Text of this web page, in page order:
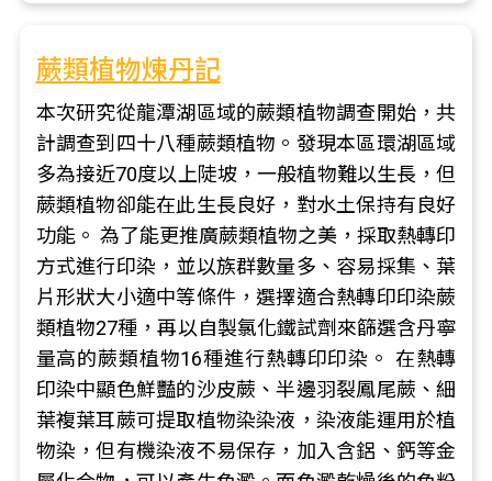
蕨類植物煉丹記
本次研究從龍潭湖區域的蕨類植物調查開始，共
計調查到四十八種蕨類植物。發現本區環湖區域
多為接近70度以上陡坡，一般植物難以生長，但
蕨類植物卻能在此生長良好，對水土保持有良好
功能。 為了能更推廣蕨類植物之美，採取熱轉印
方式進行印染，並以族群數量多、容易採集、葉
片形狀大小適中等條件，選擇適合熱轉印印染蕨
類植物27種，再以自製氯化鐵試劑來篩選含丹寧
量高的蕨類植物16種進行熱轉印印染。 在熱轉
印染中顯色鮮豔的沙皮蕨、半邊羽裂鳳尾蕨、細
葉複葉耳蕨可提取植物染染液，染液能運用於植
物染，但有機染液不易保存，加入含鋁、鈣等金